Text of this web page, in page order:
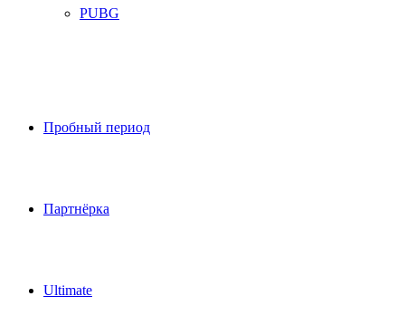
PUBG
Пробный период
Партнёрка
Ultimate